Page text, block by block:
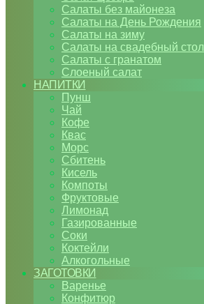
Салаты без майонеза
Салаты на День Рождения
Салаты на зиму
Салаты на свадебный стол
Салаты с гранатом
Слоеный салат
НАПИТКИ
Пунш
Чай
Кофе
Квас
Морс
Сбитень
Кисель
Компоты
Фруктовые
Лимонад
Газированные
Соки
Коктейли
Алкогольные
ЗАГОТОВКИ
Варенье
Конфитюр